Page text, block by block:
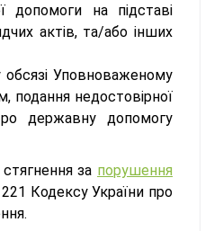
допомоги на підставі
актів, та/або інших
обсязі Уповноваженому
подання недостовірної
державну допомогу
за порушення
221 Кодексу України про